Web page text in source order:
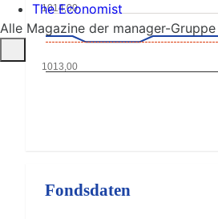
1013,00
1014,00
Fondsdaten
The Economist
Alle Magazine der manager-Gruppe